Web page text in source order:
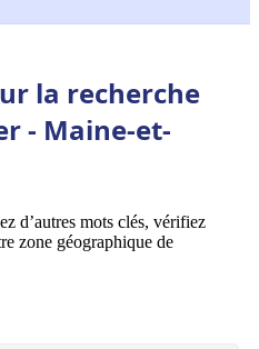
la recherche
- Maine-et-
d’autres mots clés, vérifiez
zone géographique de